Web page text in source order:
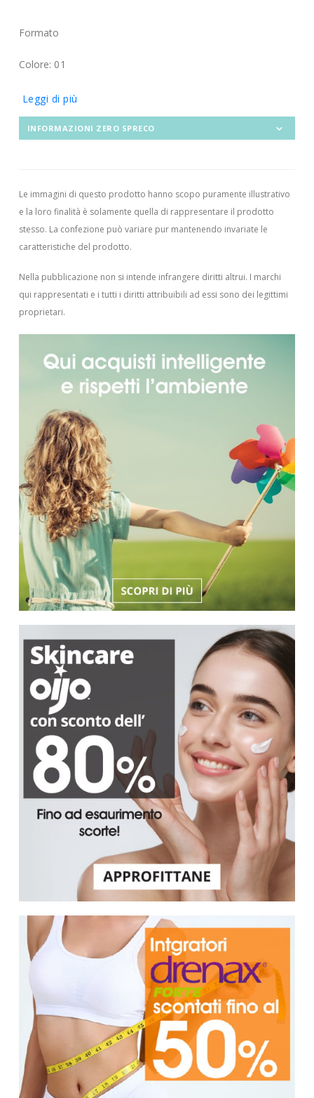
Formato
Colore: 01
Leggi di più
INFORMAZIONI ZERO SPRECO
Le immagini di questo prodotto hanno scopo puramente illustrativo
e la loro finalità è solamente quella di rappresentare il prodotto
stesso. La confezione può variare pur mantenendo invariate le
caratteristiche del prodotto.
Nella pubblicazione non si intende infrangere diritti altrui. I marchi
qui rappresentati e i tutti i diritti attribuibili ad essi sono dei legittimi
proprietari.